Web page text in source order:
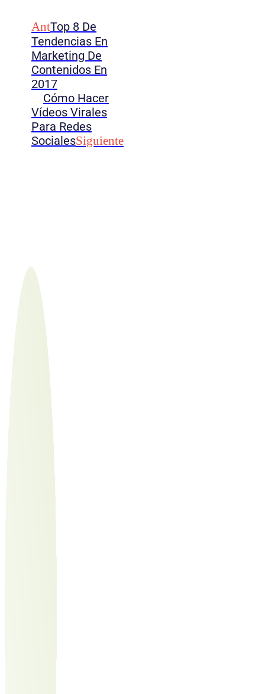
AntTop 8 De
Tendencias En
Marketing De
Contenidos En
2017
Cómo Hacer
Vídeos Virales
Para Redes
SocialesSiguiente